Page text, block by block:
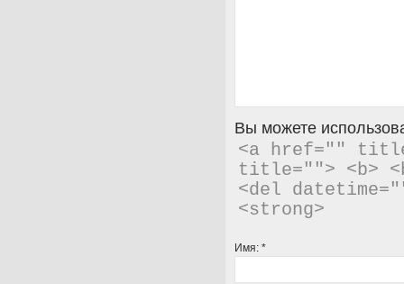
Вы можете
<a href=""
title=""> <b>
<del
<strong>
Имя: *